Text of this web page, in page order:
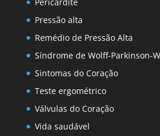
Pressão alta
Remédio de Pressão Alta
Síndrome de Wolff-Parkinson-
Sintomas do Coração
Teste ergométrico
Válvulas do Coração
Vida saudável